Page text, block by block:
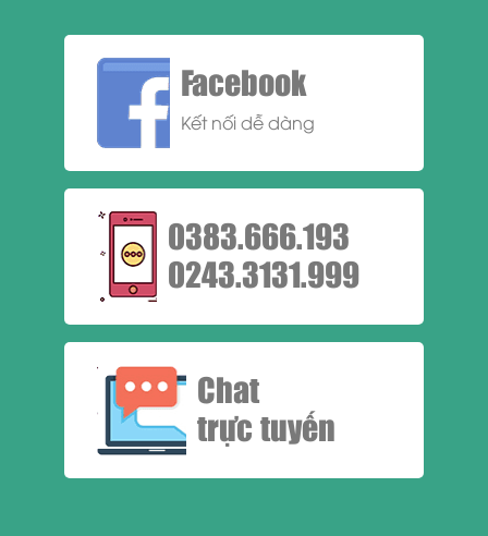
Facebook
Kết nối dễ dàng
0383.666.193
0243.3131.999
Chat
trực tuyến